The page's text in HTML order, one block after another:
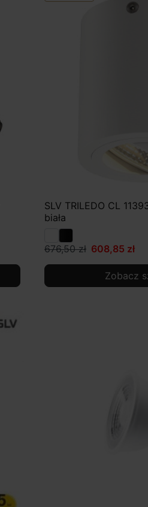
SLV TRILEDO CL
biała
676,50 zł 608,85 zł
Zobacz